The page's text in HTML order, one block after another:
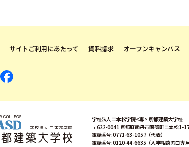
サイトご利用にあたって 資料請求 オープンキャンパス
学校法人二本松学院<専> 京都建築大学校
〒622-0041 京都府南丹市園部町二本松1-17
電話番号:0771-63-1057（代表）
電話番号:0120-44-6635（入学相談窓口専用